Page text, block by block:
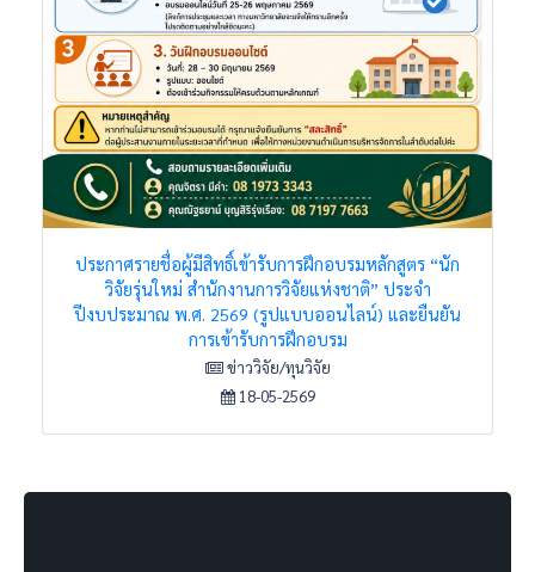
ประกาศรายชื่อผู้มีสิทธิ์เข้ารับการฝึกอบรมหลักสูตร “นัก
วิจัยรุ่นใหม่ สำนักงานการวิจัยแห่งชาติ” ประจำ
ปีงบประมาณ พ.ศ. 2569 (รูปแบบออนไลน์) และยืนยัน
การเข้ารับการฝึกอบรม
ข่าววิจัย/ทุนวิจัย
18-05-2569